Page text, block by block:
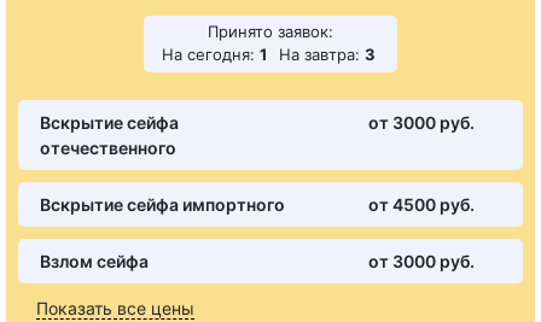
Принято заявок:
На сегодня: 1 На завтра: 3
Вскрытие сейфа
отечественного
от 3000 pуб.
Вскрытие сейфа импортного от 4500 pуб.
Взлом сейфа от 3000 pуб.
Показать все цены